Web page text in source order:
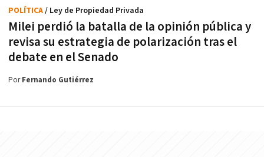
Milei perdió la batalla de la opinión pública y
revisa su estrategia de polarización tras el
debate en el Senado
POLÍTICA/ Ley de Propiedad Privada
PorFernando Gutiérrez